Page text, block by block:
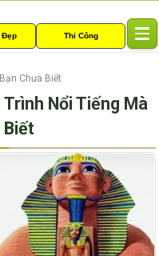
Đẹp Thi Công
l
a
i
g
a
t
i
Chưa Biết
Trình Nổi Tiếng Mà
Biết